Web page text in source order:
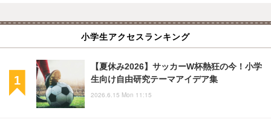
小学生アクセスランキング
【夏休み2026】サッカーW杯熱狂の今！小学
生向け自由研究テーマアイデア集
2026.6.15 Mon 11:15